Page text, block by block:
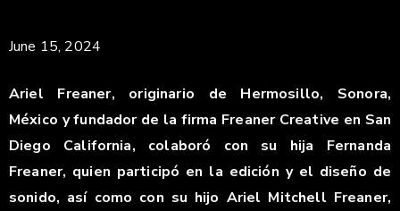
June 15, 2024
Ariel Freaner, originario de Hermosillo, Sonora,
México y fundador de la firma Freaner Creative en San
Diego California, colaboró ​​con su hija Fernanda
Freaner, quien participó en la edición y el diseño de
sonido, así como con su hijo Ariel Mitchell Freaner,